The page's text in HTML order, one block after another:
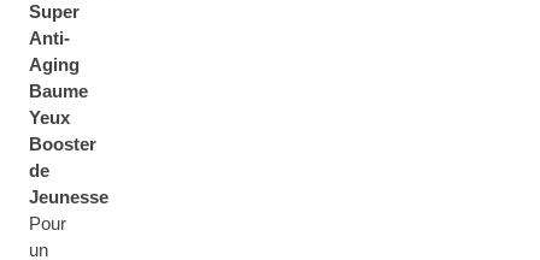
Super
Anti-
Aging
Baume
Yeux
Booster
de
Jeunesse
Pour
un